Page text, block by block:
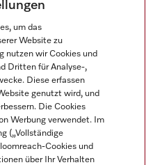
um das
Website zu
nutzen wir Cookies und
Dritten für Analyse-,
Diese erfassen
genutzt wird, und
Die Cookies
Werbung verwendet. Im
(„Vollständige
Cookies und
über Ihr Verhalten